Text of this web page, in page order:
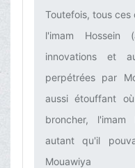
Toutefois, tous
l'imam
innovations et
perpétrées par
aussi étouffant
broncher,
autant qu'il
Mouawiya‌